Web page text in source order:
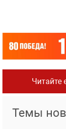
Читайте
Темы